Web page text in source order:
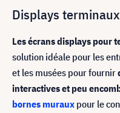
Displays
Les écrans displays pour
solution idéale pour les
et les musées pour fournir
interactives et peu
bornes muraux pour le